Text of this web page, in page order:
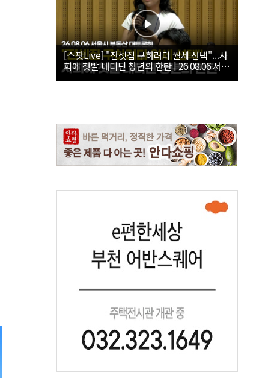
[스팟Live] "전셋집 구하려다 월세 선택"...사
회에 첫발 내디딘 청년의 한탄 | 26.08.06 서울
시 부동산 대토론회